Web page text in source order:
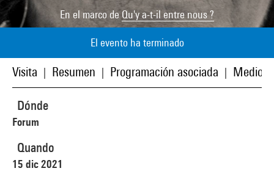
En el marco deQu'y a-t-il entre nous ?
El evento ha terminado
Visita Resumen Programación asociada Medios
Dónde
Forum
Quando
15 dic 2021